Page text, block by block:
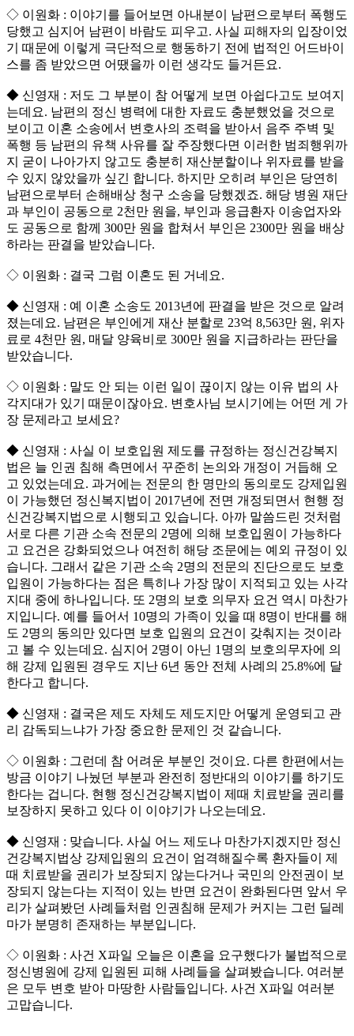
◇ 이원화 : 이야기를 들어보면 아내분이 남편으로부터 폭행도
당했고 심지어 남편이 바람도 피우고. 사실 피해자의 입장이었
기 때문에 이렇게 극단적으로 행동하기 전에 법적인 어드바이
스를 좀 받았으면 어땠을까 이런 생각도 들거든요.
◆ 신영재 : 저도 그 부분이 참 어떻게 보면 아쉽다고도 보여지
는데요. 남편의 정신 병력에 대한 자료도 충분했었을 것으로
보이고 이혼 소송에서 변호사의 조력을 받아서 음주 주벽 및
폭행 등 남편의 유책 사유를 잘 주장했다면 이러한 범죄행위까
지 굳이 나아가지 않고도 충분히 재산분할이나 위자료를 받을
수 있지 않았을까 싶긴 합니다. 하지만 오히려 부인은 당연히
남편으로부터 손해배상 청구 소송을 당했겠죠. 해당 병원 재단
과 부인이 공동으로 2천만 원을, 부인과 응급환자 이송업자와
도 공동으로 함께 300만 원을 합쳐서 부인은 2300만 원을 배상
하라는 판결을 받았습니다.
◇ 이원화 : 결국 그럼 이혼도 된 거네요.
◆ 신영재 : 예 이혼 소송도 2013년에 판결을 받은 것으로 알려
졌는데요. 남편은 부인에게 재산 분할로 23억 8,563만 원, 위자
료로 4천만 원, 매달 양육비로 300만 원을 지급하라는 판단을
받았습니다.
◇ 이원화 : 말도 안 되는 이런 일이 끊이지 않는 이유 법의 사
각지대가 있기 때문이잖아요. 변호사님 보시기에는 어떤 게 가
장 문제라고 보세요?
◆ 신영재 : 사실 이 보호입원 제도를 규정하는 정신건강복지
법은 늘 인권 침해 측면에서 꾸준히 논의와 개정이 거듭해 오
고 있었는데요. 과거에는 전문의 한 명만의 동의로도 강제입원
이 가능했던 정신복지법이 2017년에 전면 개정되면서 현행 정
신건강복지법으로 시행되고 있습니다. 아까 말씀드린 것처럼
서로 다른 기관 소속 전문의 2명에 의해 보호입원이 가능하다
고 요건은 강화되었으나 여전히 해당 조문에는 예외 규정이 있
습니다. 그래서 같은 기관 소속 2명의 전문의 진단으로도 보호
입원이 가능하다는 점은 특히나 가장 많이 지적되고 있는 사각
지대 중에 하나입니다. 또 2명의 보호 의무자 요건 역시 마찬가
지입니다. 예를 들어서 10명의 가족이 있을 때 8명이 반대를 해
도 2명의 동의만 있다면 보호 입원의 요건이 갖춰지는 것이라
고 볼 수 있는데요. 심지어 2명이 아닌 1명의 보호의무자에 의
해 강제 입원된 경우도 지난 6년 동안 전체 사례의 25.8%에 달
한다고 합니다.
◆ 신영재 : 결국은 제도 자체도 제도지만 어떻게 운영되고 관
리 감독되느냐가 가장 중요한 문제인 것 같습니다.
◇ 이원화 : 그런데 참 어려운 부분인 것이요. 다른 한편에서는
방금 이야기 나눴던 부분과 완전히 정반대의 이야기를 하기도
한다는 겁니다. 현행 정신건강복지법이 제때 치료받을 권리를
보장하지 못하고 있다 이 이야기가 나오는데요.
◆ 신영재 : 맞습니다. 사실 어느 제도나 마찬가지겠지만 정신
건강복지법상 강제입원의 요건이 엄격해질수록 환자들이 제
때 치료받을 권리가 보장되지 않는다거나 국민의 안전권이 보
장되지 않는다는 지적이 있는 반면 요건이 완화된다면 앞서 우
리가 살펴봤던 사례들처럼 인권침해 문제가 커지는 그런 딜레
마가 분명히 존재하는 부분입니다.
◇ 이원화 : 사건 X파일 오늘은 이혼을 요구했다가 불법적으로
정신병원에 강제 입원된 피해 사례들을 살펴봤습니다. 여러분
은 모두 변호 받아 마땅한 사람들입니다. 사건 X파일 여러분
고맙습니다.